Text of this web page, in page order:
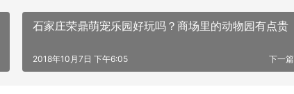
石家庄荣鼎萌宠乐园好玩吗？商场里的动物园有点贵
下一篇
2018年10月7日 下午6:05